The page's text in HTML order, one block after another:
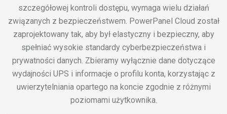
szczegółowej kontroli dostępu, wymaga wielu działań
związanych z bezpieczeństwem. PowerPanel Cloud został
zaprojektowany tak, aby był elastyczny i bezpieczny, aby
spełniać wysokie standardy cyberbezpieczeństwa i
prywatności danych. Zbieramy wyłącznie dane dotyczące
wydajności UPS i informacje o profilu konta, korzystając z
uwierzytelniania opartego na koncie zgodnie z różnymi
poziomami użytkownika.